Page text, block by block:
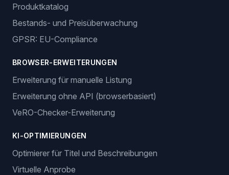
Produktkatalog
Bestands- und Preisüberwachung
GPSR: EU-Compliance
BROWSER-ERWEITERUNGEN
Erweiterung für manuelle Listung
Erweiterung ohne API (browserbasiert)
VeRO-Checker-Erweiterung
KI-OPTIMIERUNGEN
Optimierer für Titel und Beschreibungen
Virtuelle Anprobe